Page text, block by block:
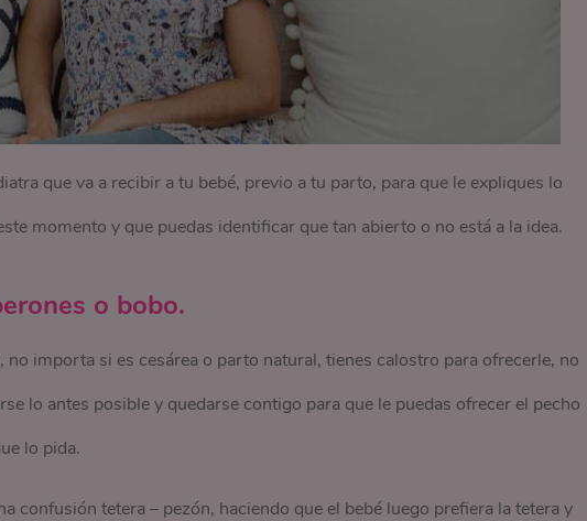
que va a recibir a tu bebé, previo a tu parto, para que le expliques lo
momento y que puedas identificar que tan abierto o no está a la idea.
o bobo.
no importa si es cesárea o parto natural, tienes calostro para ofrecerle, no
lo antes posible y quedarse contigo para que le puedas ofrecer el pecho
lo pida.
confusión tetera – pezón, haciendo que el bebé luego prefiera la tetera y